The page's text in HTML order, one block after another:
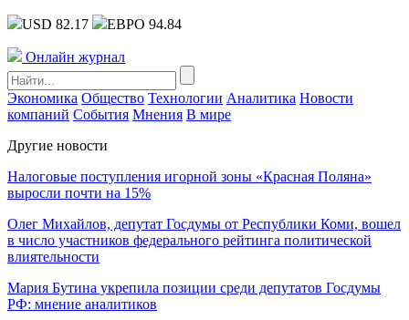
USD 82.17 ЕВРО 94.84
Онлайн журнал
Экономика Общество Технологии Аналитика Новости
компаний События Мнения В мире
Другие новости
Налоговые поступления игорной зоны «Красная Поляна»
выросли почти на 15%
Олег Михайлов, депутат Госдумы от Республики Коми, вошел
в число участников федерального рейтинга политической
влиятельности
Мария Бутина укрепила позиции среди депутатов Госдумы
РФ: мнение аналитиков